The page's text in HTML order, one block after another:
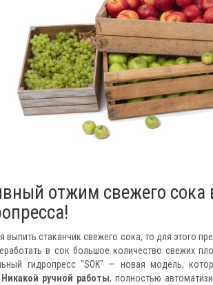
отжим свежего сока
выпить стаканчик свежего сока, то для этого
в сок большое количество свежих
гидропресс "SOK" — новая модель,
Никакой ручной работы, полностью